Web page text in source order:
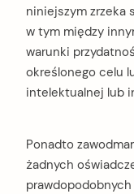
niniejszym zrzeka
w tym między
warunki
określonego celu
intelektualnej lub
Ponadto
żadnych